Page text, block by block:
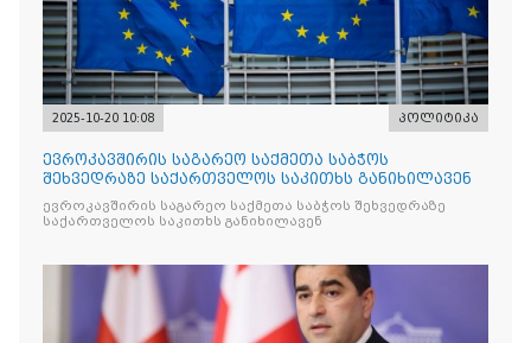
2025-10-20 10:08 პოლიტიკა
ევროკავშირის საგარეო საქმეთა საბჭოს
შეხვედრაზე საქართველოს საკითხს განიხილავენ
ევროკავშირის საგარეო საქმეთა საბჭოს შეხვედრაზე
საქართველოს საკითხს განიხილავენ